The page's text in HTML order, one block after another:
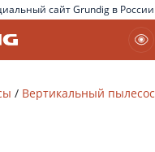
сайт Grundig в России
/ Вертикальный пылесос